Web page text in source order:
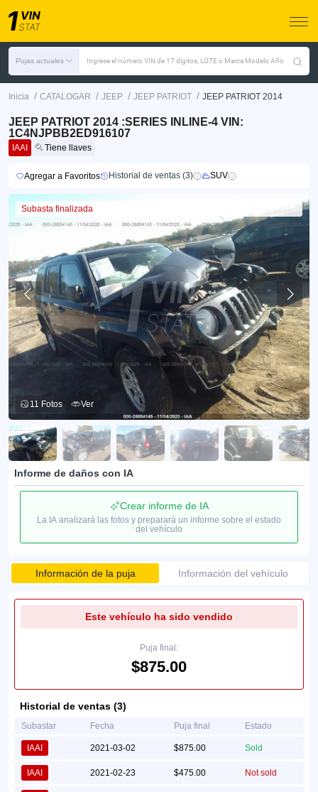
Pujas actuales Ingrese el número VIN de 17 dígitos, LOTE o Marca Modelo Año
Inicia / CATALOGAR / JEEP / JEEP PATRIOT / JEEP PATRIOT 2014
JEEP PATRIOT 2014 :SERIES INLINE-4 VIN:
1C4NJPBB2ED916107
IAAI Tiene llaves
Agregar a Favoritos Historial de ventas (3) SUV
Subasta finalizada
11 Fotos Ver
Informe de daños con IA
Crear informe de IA
La IA analizará las fotos y preparará un informe sobre el estado
del vehículo
Información de la puja Información del vehículo
Este vehículo ha sido vendido
Puja final:
$875.00
Historial de ventas (3)
Subastar Fecha Puja final Estado
IAAI 2021-03-02 $875.00 Sold
IAAI 2021-02-23 $475.00 Not sold